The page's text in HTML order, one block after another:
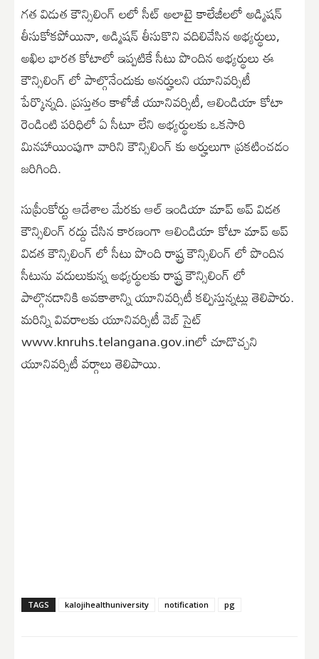
గత విడుత కౌన్సిలింగ్ లలో సీట్ అలాటై కాలేజీలలో అడ్మిషన్
తీసుకోకపోయినా, అడ్మిషన్ తీసుకొని వదిలివేసిన అభ్యర్థులు,
అఖిల భారత కోటాలో ఇప్పటికే సీటు పొందిన అభ్యర్థులు ఈ
కౌన్సిలింగ్ లో పాల్గొనేందుకు అనర్హులని యూనివర్సిటీ
పేర్కొన్నది. ప్రస్తుతం కాళోజీ యూనివర్సిటీ, ఆలిండియా కోటా
రెండింటి పరిధిలో ఏ సీటూ లేని అభ్యర్థులకు ఒకసారి
మినహాయింపుగా వారిని కౌన్సిలింగ్ కు అర్హులుగా ప్రకటించడం
జరిగింది.
సుప్రీంకోర్టు ఆదేశాల మేరకు ఆల్ ఇండియా మాప్ అప్ విడత
కౌన్సిలింగ్ రద్దు చేసిన కారణంగా ఆలిండియా కోటా మాప్ అప్
విడత కౌన్సిలింగ్ లో సీటు పొంది రాష్ట్ర కౌన్సిలింగ్ లో పొందిన
సీటును వదులుకున్న అభ్యర్థులకు రాష్ట్ర కౌన్సిలింగ్ లో
పాల్గొనడానికి అవకాశాన్ని యూనివర్సిటీ కల్పిస్తున్నట్లు తెలిపారు.
మరిన్ని వివరాలకు యూనివర్సిటీ వెబ్ సైట్
www.knruhs.telangana.gov.inలో చూడొచ్చని
యూనివర్సిటీ వర్గాలు తెలిపాయి.
TAGS kalojihealthuniversity notification pg